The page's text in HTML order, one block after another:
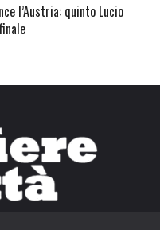
l’Austria: quinto Lucio